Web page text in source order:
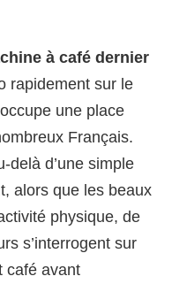
à café dernier
rapidement sur le
une place
Français.
delà d’une simple
alors que les beaux
physique, de
s’interrogent sur
café avant